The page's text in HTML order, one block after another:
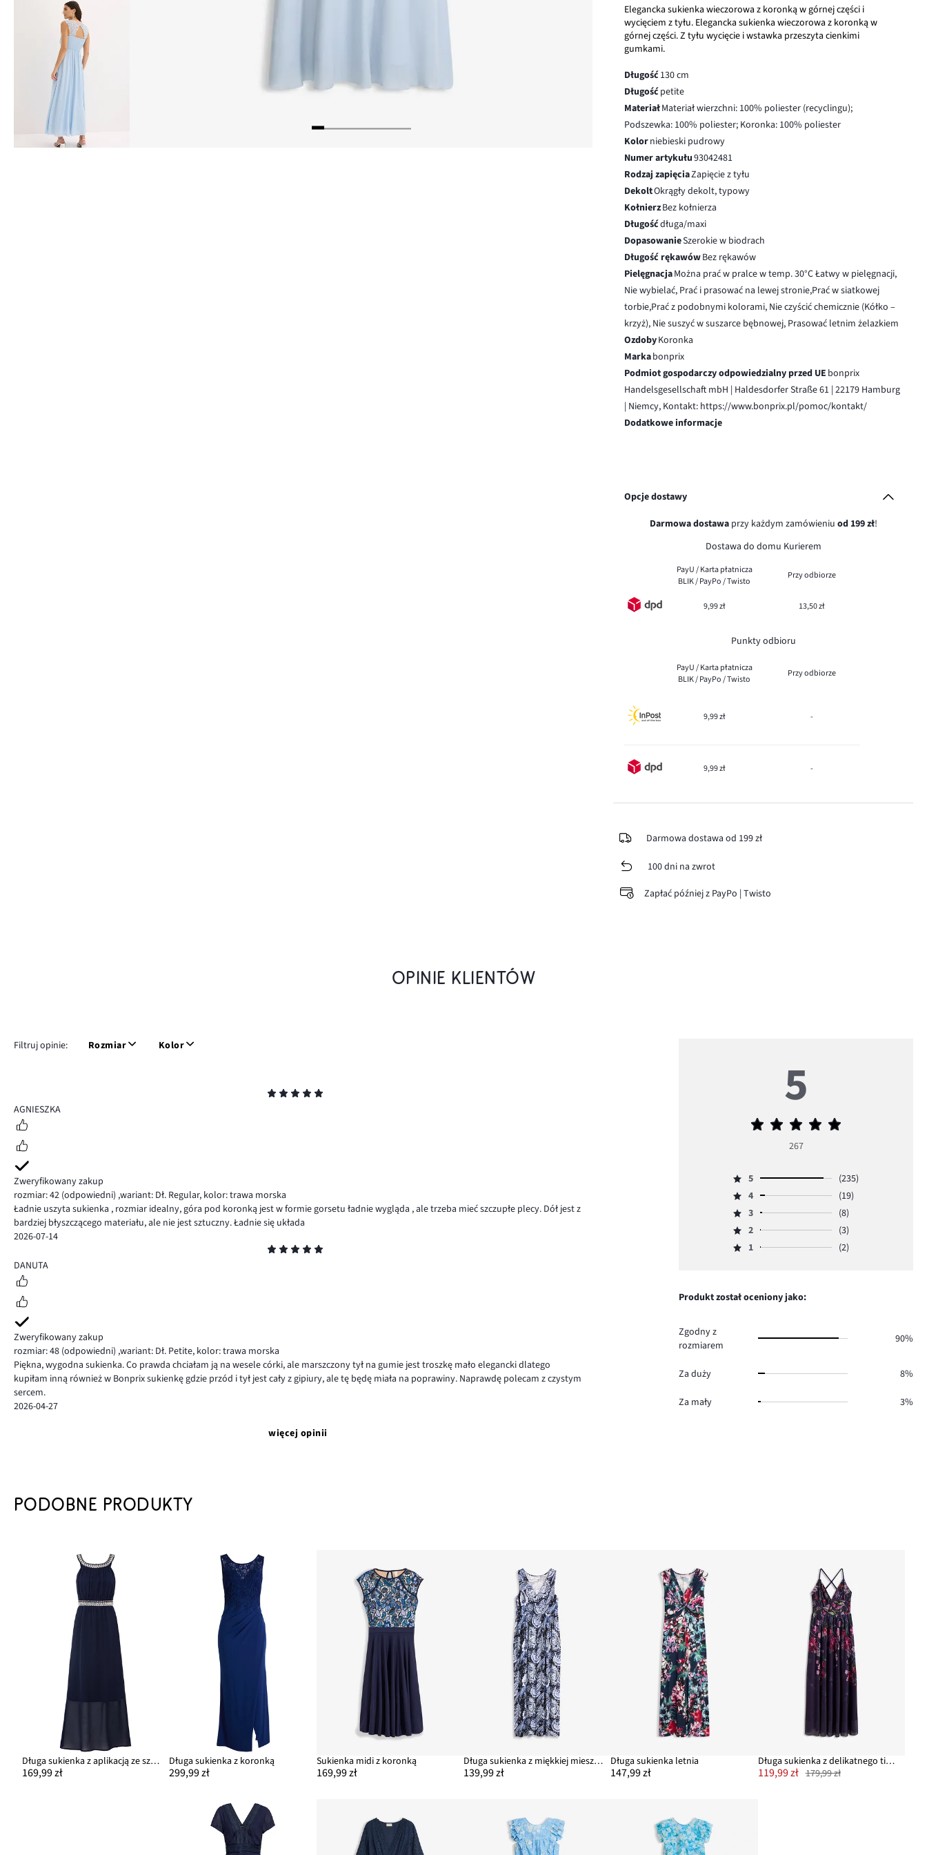
Elegancka sukienka wieczorowa z koronką w górnej części i
wycięciem z tyłu. Elegancka sukienka wieczorowa z koronką w
górnej części. Z tyłu wycięcie i wstawka przeszyta cienkimi
gumkami.
Długość130 cm
Długośćpetite
MateriałMateriał wierzchni: 100% poliester (recyclingu);
Podszewka: 100% poliester; Koronka: 100% poliester
Kolorniebieski pudrowy
Numer artykułu93042481
Rodzaj zapięciaZapięcie z tyłu
DekoltOkrągły dekolt, typowy
KołnierzBez kołnierza
Długośćdługa/maxi
DopasowanieSzerokie w biodrach
Długość rękawówBez rękawów
PielęgnacjaMożna prać w pralce w temp. 30°C Łatwy w pielęgnacji,
Nie wybielać, Prać i prasować na lewej stronie,Prać w siatkowej
torbie,Prać z podobnymi kolorami, Nie czyścić chemicznie (Kółko –
krzyż), Nie suszyć w suszarce bębnowej, Prasować letnim żelazkiem
OzdobyKoronka
Markabonprix
Podmiot gospodarczy odpowiedzialny przed UE bonprix
Handelsgesellschaft mbH | Haldesdorfer Straße 61 | 22179 Hamburg
| Niemcy, Kontakt: https://www.bonprix.pl/pomoc/kontakt/
Dodatkowe informacje
Opcje dostawy
Darmowa dostawaprzy każdym zamówieniu od 199 zł!
Dostawa do domu Kurierem
PayU / Karta płatnicza
BLIK / PayPo / Twisto
Przy odbiorze
9,99 zł 13,50 zł
Punkty odbioru
PayU / Karta płatnicza
BLIK / PayPo / Twisto
Przy odbiorze
9,99 zł -
9,99 zł -
Darmowa dostawa od 199 zł
100 dni na zwrot
Zapłać później z PayPo | Twisto
OPINIE KLIENTÓW
Filtruj opinie: Rozmiar Kolor
5
AGNIESZKA
Zweryfikowany zakup
rozmiar: 42 (odpowiedni) ,wariant: Dł. Regular, kolor: trawa morska
Ładnie uszyta sukienka , rozmiar idealny, góra pod koronką jest w formie gorsetu ładnie wygląda , ale trzeba mieć szczupłe plecy. Dół jest z
bardziej błyszczącego materiału, ale nie jest sztuczny. Ładnie się układa
2026-07-14
5
DANUTA
Zweryfikowany zakup
rozmiar: 48 (odpowiedni) ,wariant: Dł. Petite, kolor: trawa morska
Piękna, wygodna sukienka. Co prawda chciałam ją na wesele córki, ale marszczony tył na gumie jest troszkę mało elegancki dlatego
kupiłam inną również w Bonprix sukienkę gdzie przód i tył jest cały z gipiury, ale tę będę miała na poprawiny. Naprawdę polecam z czystym
sercem.
2026-04-27
więcej opinii
5
Średnia
5
267
Ocena
5,
ilość
głosów
5
(235)
Ocena
4,
ilość
głosów
4
(19)
Ocena
3,
ilość
3
(8)
Ocena
2,
3.
2
(3)
Ocena
głosów
1 (2)
Produkt został oceniony jako:
Zgodny z
rozmiarem
90%
Za duży 8%
Za mały 3%
PODOBNE PRODUKTY
Długa sukienka z aplikacją ze sztrasów
169,99 zł
Długa sukienka z koronką
299,99 zł
Sukienka midi z koronką
169,99 zł
Długa sukienka z miękkiej mieszanki wiskozy
139,99 zł
Długa sukienka letnia
147,99 zł
Długa sukienka z delikatnego tiulu, na ramiączkach
119,99 zł 179,99 zł